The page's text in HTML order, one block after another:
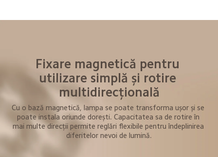
Fixare magnetică pentru
utilizare simplă și rotire
multidirecțională
Cu o bază magnetică, lampa se poate transforma ușor și se
poate instala oriunde dorești. Capacitatea sa de rotire în
mai multe direcții permite reglări flexibile pentru îndeplinirea
diferitelor nevoi de lumină.